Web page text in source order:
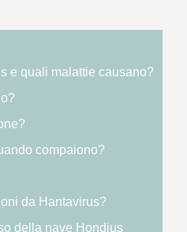
e quali malattie causano?
compaiono?
da Hantavirus?
della nave Hondius